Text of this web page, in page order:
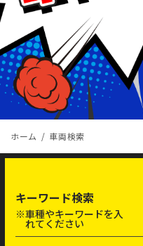
ホーム 車両検索
キーワード検索
※車種やキーワードを入
れてください